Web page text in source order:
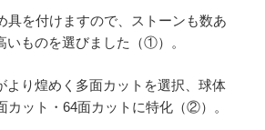
具を付けますので、ストーンも数あ
いものを選びました（①）。
より煌めく多面カットを選択、球体
カット・64面カットに特化（②）。